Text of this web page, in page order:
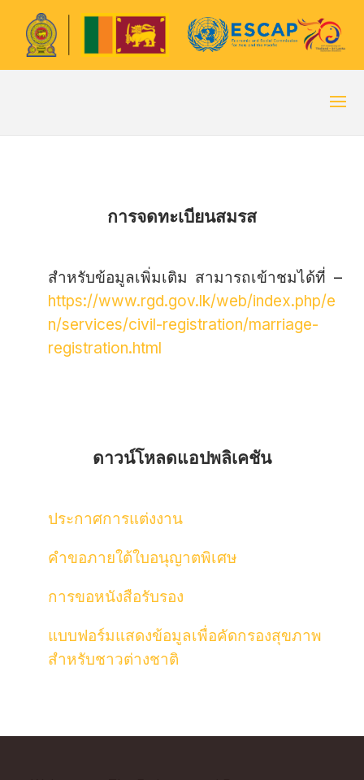
การจดทะเบียนสมรส
สำหรับข้อมูลเพิ่มเติม สามารถเข้าชมได้ที่ –
https://www.rgd.gov.lk/web/index.php/e
n/services/civil-registration/marriage-
registration.html
ดาวน์โหลดแอปพลิเคชัน
ประกาศการแต่งงาน
คำขอภายใต้ใบอนุญาตพิเศษ
การขอหนังสือรับรอง
แบบฟอร์มแสดงข้อมูลเพื่อคัดกรองสุขภาพ
สำหรับชาวต่างชาติ